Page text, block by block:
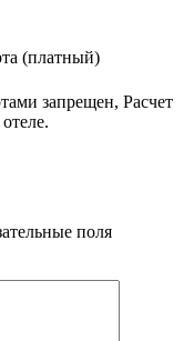
(платный)
запрещен, Расчет
поля